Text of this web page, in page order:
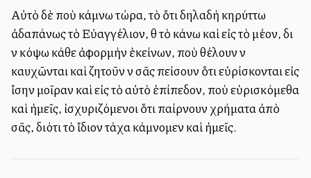
Αὐτὸ δὲ ποὺ κάμνω τώρα, τὸ ὅτι δηλαδὴ κηρύττω
ἀδαπάνως τὸ Εὐαγγέλιον, θὰ τὸ κάνω καὶ εἰς τὸ μέλλον, διὰ
νὰ κόψω κάθε ἀφορμὴν ἐκείνων, ποὺ θέλουν νὰ
καυχῶνται καὶ ζητοῦν νὰ σᾶς πείσουν ὅτι εὑρίσκονται εἰς
ἴσην μοῖραν καὶ εἰς τὸ αὐτὸ ἐπίπεδον, ποὺ εὑρισκόμεθα
καὶ ἡμεῖς, ἰσχυριζόμενοι ὅτι παίρνουν χρήματα ἀπὸ
σᾶς, διότι τὸ ἴδιον τάχα κάμνομεν καὶ ἡμεῖς.